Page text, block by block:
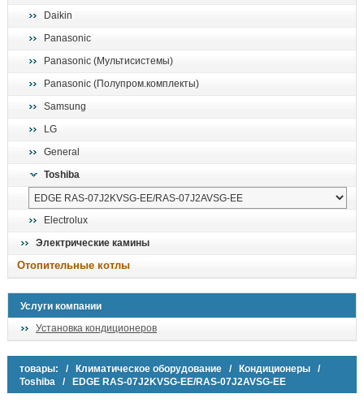
Daikin
Panasonic
Panasonic (Мультисистемы)
Panasonic (Полупром.комплекты)
Samsung
LG
General
Toshiba
Electrolux
Электрические камины
Отопительные котлы
Услуги компании
Установка кондиционеров
товары: / Климатическое оборудование / Кондиционеры /
Toshiba / EDGE RAS-07J2KVSG-EE/RAS-07J2AVSG-EE